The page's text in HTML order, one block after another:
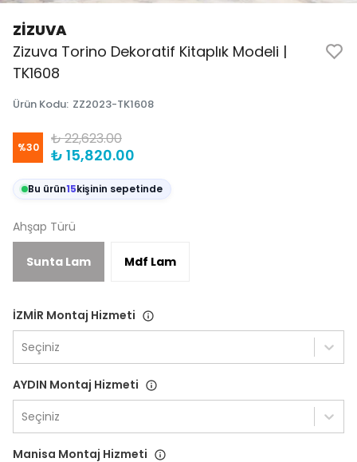
ZİZUVA
Zizuva Torino Dekoratif Kitaplık Modeli |
TK1608
Ürün Kodu: ZZ2023-TK1608
%30 ₺ 22,623.00
₺ 15,820.00
Bu ürün15kişinin sepetinde
Ahşap Türü
Sunta Lam Mdf Lam
İZMİR Montaj Hizmeti
Seçiniz
AYDIN Montaj Hizmeti
Seçiniz
Manisa Montaj Hizmeti